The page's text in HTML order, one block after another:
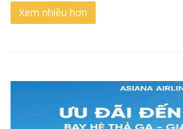
Xem nhiều hơn